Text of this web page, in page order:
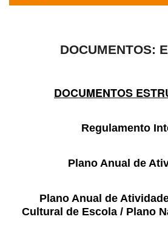
Oferta formativa
ESAQ sem Bullying
ma ESAQ
DOCUMENTOS:
DOCUMENTOS
Regulamento
Plano Anual de
Plano Anual de
Cultural de Escola / Plano